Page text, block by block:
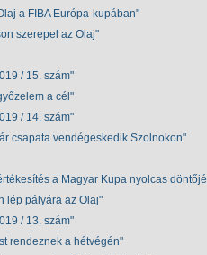
a FIBA Európa-kupában
szerepel az Olaj
/ 15. szám
a cél
/ 14. szám
csapata vendégeskedik Szolnokon
a Magyar Kupa nyolcas
lép pályára az Olaj
/ 13. szám
rendeznek a hétvégén